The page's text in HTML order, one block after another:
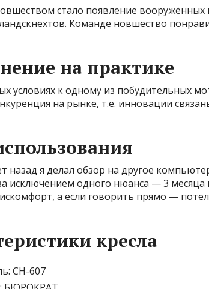
стало появление вооружённых
Команде новшество
на практике
условиях к одному из побудительных
на рынке, т.е. инновации
назад я делал обзор на другое
исключением одного нюанса — 3 месяца
а если говорить прямо —
кресла
CH-607